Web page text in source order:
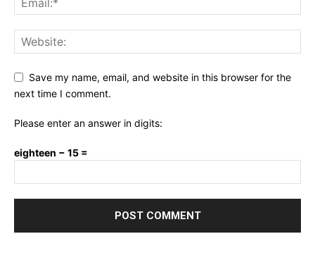
Save my name, email, and website in this browser for the
next time I comment.
Please enter an answer in digits:
eighteen − 15 =